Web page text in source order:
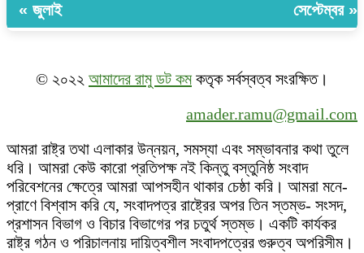
« জুলাই সেপ্টেম্বর »
© ২০২২ আমাদের রামু ডট কমকতৃক সর্বস্বত্ব সংরক্ষিত।
amader.ramu@gmail.com
আমরা রাষ্ট্র তথা এলাকার উন্নয়ন, সমস্যা এবং সম্ভাবনার কথা তুলে
ধরি। আমরা কেউ কারো প্রতিপক্ষ নই কিন্তু বস্তুনিষ্ঠ সংবাদ
পরিবেশনের ক্ষেত্রে আমরা আপসহীন থাকার চেষ্ঠা করি। আমরা মনে-
প্রাণে বিশ্বাস করি যে, সংবাদপত্র রাষ্ট্রের অপর তিন স্তম্ভ- সংসদ,
প্রশাসন বিভাগ ও বিচার বিভাগের পর চতুর্থ স্তম্ভ। একটি কার্যকর
রাষ্ট্র গঠন ও পরিচালনায় দায়িত্বশীল সংবাদপত্রের গুরুত্ব অপরিসীম।